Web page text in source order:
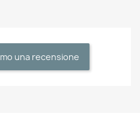
una recensione